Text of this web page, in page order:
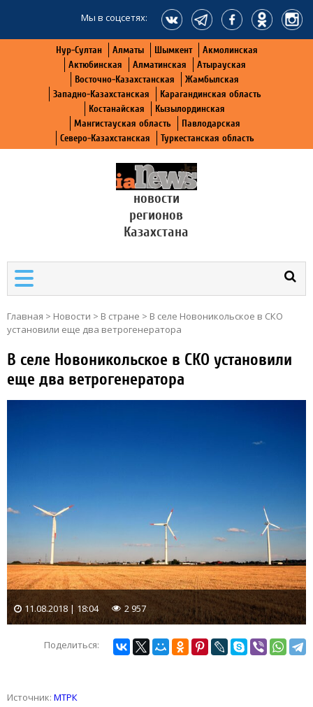
Мы в соцсетях:
Нур-Султан Алматы Шымкент
Акмолинская
Актюбинская
Алматинская
Атырауская
Восточно-Казахстанская
Жамбылская
Западно-Казахстанская
Карагандинская область
Костанайская
Кызылординская
Мангистауская область
Павлодарская
Северо-Казахстанская
Туркестанская область
новости
регионов
Казахстана
Главная > Новости > В стране > В селе Новоникольское в СКО
установили еще два ветрогенератора
В селе Новоникольское в СКО установили
еще два ветрогенератора
11.08.2018 | 18:04 2 957
Поделиться:
Источник: МТРК